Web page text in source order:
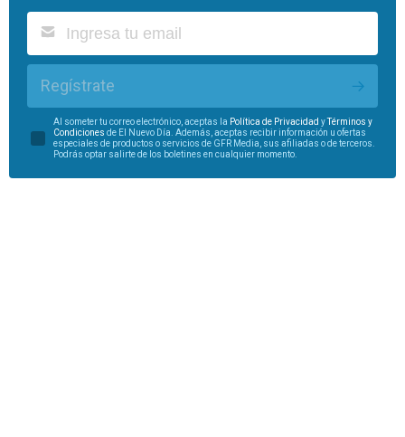
Regístrate
Al someter tu correo electrónico, aceptas la Política de Privacidad yTérminos y
Condiciones de El Nuevo Día. Además, aceptas recibir información u ofertas
especiales de productos o servicios de GFR Media, sus afiliadas o de terceros.
Podrás optar salirte de los boletines en cualquier momento.